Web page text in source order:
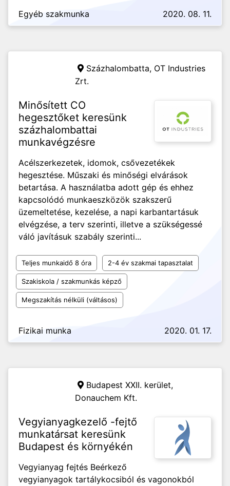
Egyéb szakmunka 2020. 08. 11.
Százhalombatta, OT Industries
Zrt.
Minősített CO
hegesztőket keresünk
százhalombattai
munkavégzésre
Acélszerkezetek, idomok, csővezetékek
hegesztése. Műszaki és minőségi elvárások
betartása. A használatba adott gép és ehhez
kapcsolódó munkaeszközök szakszerű
üzemeltetése, kezelése, a napi karbantartásuk
elvégzése, a terv szerinti, illetve a szükségessé
váló javításuk szabály szerinti...
Teljes munkaidő 8 óra 2-4 év szakmai tapasztalat
Szakiskola / szakmunkás képző
Megszakítás nélküli (váltásos)
Fizikai munka 2020. 01. 17.
Budapest XXII. kerület,
Donauchem Kft.
Vegyianyagkezelő -fejtő
munkatársat keresünk
Budapest és környékén
Vegyianyag fejtés Beérkező
vegyianyagok tartálykocsiból és vagonokból